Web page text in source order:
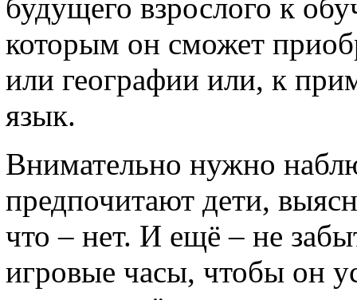
будущего взрослого к
которым он сможет
или географии или, к
язык.
Внимательно нужно
предпочитают дети,
что – нет. И ещё – не
игровые часы, чтобы он